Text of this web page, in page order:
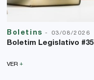
Boletins- 03/08/2026
Boletim Legislativo #35
VER +